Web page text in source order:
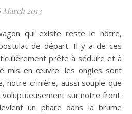
March 2013
de départ. Il y a de ces
prête à séduire et à
mis en œuvre: les ongles sont
notre crinière, aussi souple que
voluptueusement sur notre front.
un phare dans la brume